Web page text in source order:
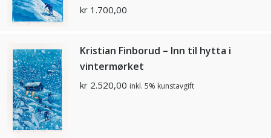
kr 1.700,00
Kristian Finborud – Inn til hytta i
vintermørket
kr 2.520,00 inkl. 5% kunstavgift